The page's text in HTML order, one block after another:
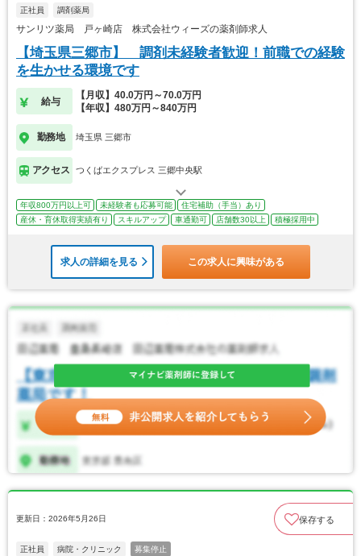
正社員 調剤薬局
サンリツ薬局 戸ヶ崎店 株式会社ウィーズの薬剤師求人
【埼玉県三郷市】 調剤未経験者歓迎！前職での経験
を生かせる環境です
給与
【月収】40.0万円～70.0万円
【年収】480万円～840万円
勤務地 埼玉県 三郷市
アクセス つくばエクスプレス 三郷中央駅
年収800万円以上可 未経験者も応募可能
住宅補助（手当）あり
産休・育休取得実績有り
スキルアップ 車通勤可 店舗数30以上 積極採用中
求人の詳細を見る この求人に興味がある
更新日：2026年5月26日 保存する
正社員 病院・クリニック 募集停止